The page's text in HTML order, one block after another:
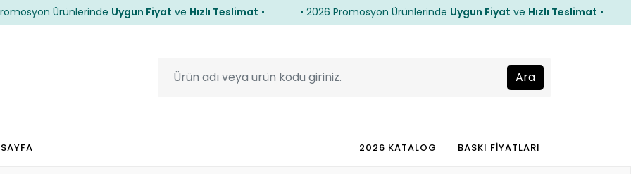
ÜrünlerindeUygun FiyatveHızlı Teslimat• • 2026 Promosyon ÜrünlerindeUygun FiyatveHızlı Teslimat•
2026 KATALOG BASKI FİYATLARI